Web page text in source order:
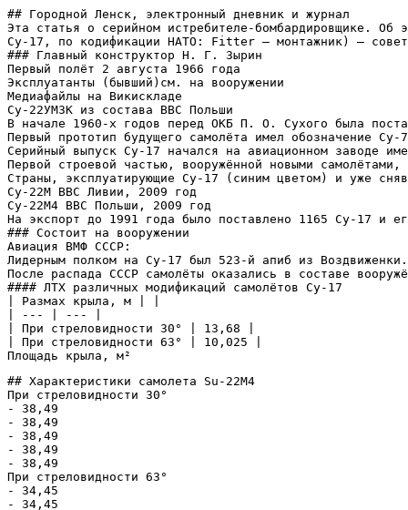
## Городной Ленск, электронный дневник и журнал
Эта статья о серийном истребителе-бомбардировщике.
Су-17, по кодификации НАТО: Fitter — монтажник) —
### Главный конструктор Н. Г. Зырин
Первый полёт 2 августа 1966 года
Эксплуатанты (бывший)см. на вооружении
Медиафайлы на Викискладе
Су-22УМ3К из состава ВВС Польши
В начале 1960-х годов перед ОКБ П. О. Сухого была
Первый прототип будущего самолёта имел обозначение
Серийный выпуск Су-17 начался на авиационном заводе
Первой строевой частью, вооружённой новыми
Страны, эксплуатирующие Су-17 (синим цветом) и уже
Су-22М ВВС Ливии, 2009 год
Су-22М4 ВВС Польши, 2009 год
На экспорт до 1991 года было поставлено 1165 Су-17 и
### Состоит на вооружении
Авиация ВМФ СССР:
Лидерным полком на Су-17 был 523-й апиб из
После распада СССР самолёты оказались в составе
#### ЛТХ различных модификаций самолётов Су-17
| Размах крыла, м | |
| --- | --- |
| При стреловидности 30° | 13,68 |
| При стреловидности 63° | 10,025 |
Площадь крыла, м²
## Характеристики самолета Su-22M4
При стреловидности 30°
- 38,49
- 38,49
- 38,49
- 38,49
- 38,49
При стреловидности 63°
- 34,45
- 34,45